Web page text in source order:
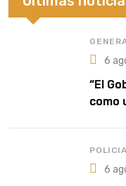
6
“El
como
6